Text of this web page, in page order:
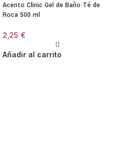
Acento Clinic Gel de Baño Té de
Roca 500 ml
2,25 €
Añadir al carrito